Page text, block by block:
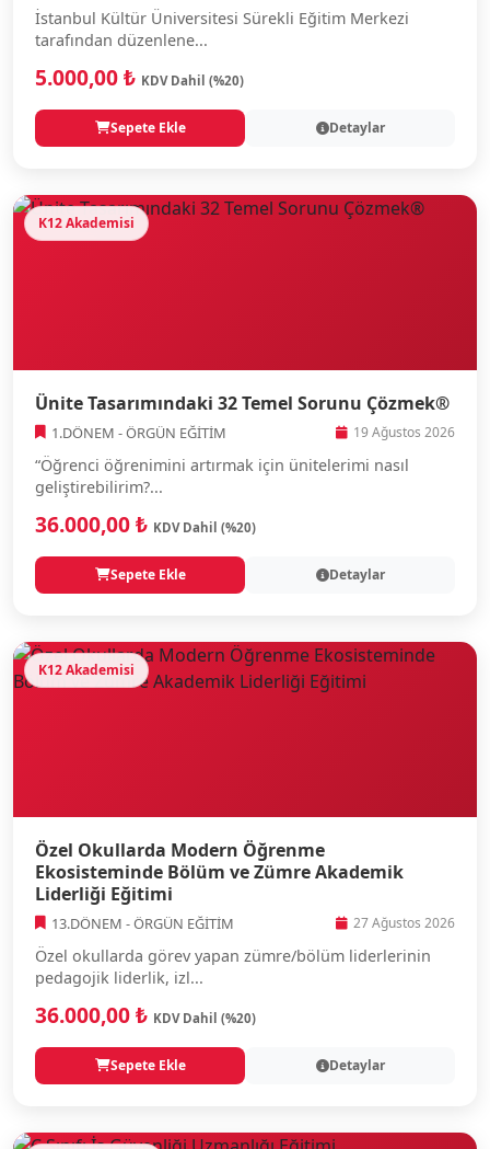
İstanbul Kültür Üniversitesi Sürekli Eğitim Merkezi
tarafından düzenlene...
5.000,00 ₺ KDV Dahil (%20)
Sepete Ekle Detaylar
K12 Akademisi
Ünite Tasarımındaki 32 Temel Sorunu Çözmek®
1.DÖNEM - ÖRGÜN EĞİTİM 19 Ağustos 2026
“Öğrenci öğrenimini artırmak için ünitelerimi nasıl
geliştirebilirim?...
36.000,00 ₺ KDV Dahil (%20)
Sepete Ekle Detaylar
K12 Akademisi
Özel Okullarda Modern Öğrenme
Ekosisteminde Bölüm ve Zümre Akademik
Liderliği Eğitimi
13.DÖNEM - ÖRGÜN EĞİTİM 27 Ağustos 2026
Özel okullarda görev yapan zümre/bölüm liderlerinin
pedagojik liderlik, izl...
36.000,00 ₺ KDV Dahil (%20)
Sepete Ekle Detaylar